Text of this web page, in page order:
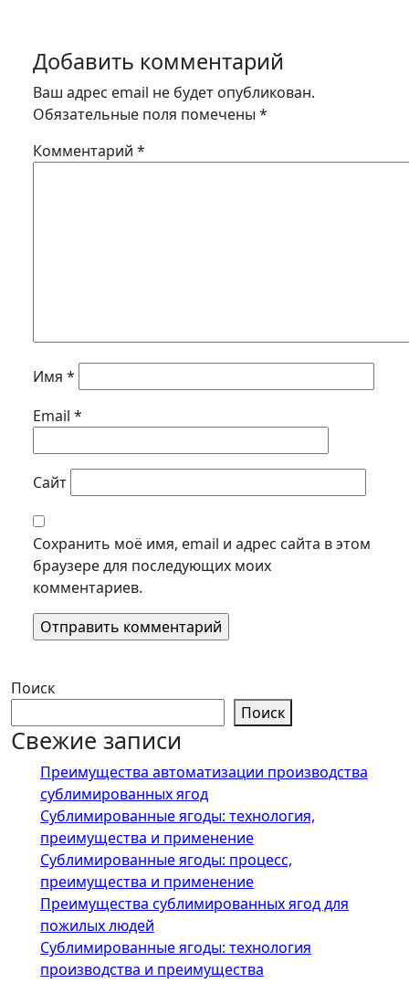
Добавить комментарий
Ваш адрес email не будет опубликован.
Обязательные поля помечены *
Комментарий *
Имя *
Email *
Сайт
Сохранить моё имя, email и адрес сайта в этом
браузере для последующих моих
комментариев.
Поиск
Поиск
Свежие записи
Преимущества автоматизации производства
сублимированных ягод
Сублимированные ягоды: технология,
преимущества и применение
Сублимированные ягоды: процесс,
преимущества и применение
Преимущества сублимированных ягод для
пожилых людей
Сублимированные ягоды: технология
производства и преимущества